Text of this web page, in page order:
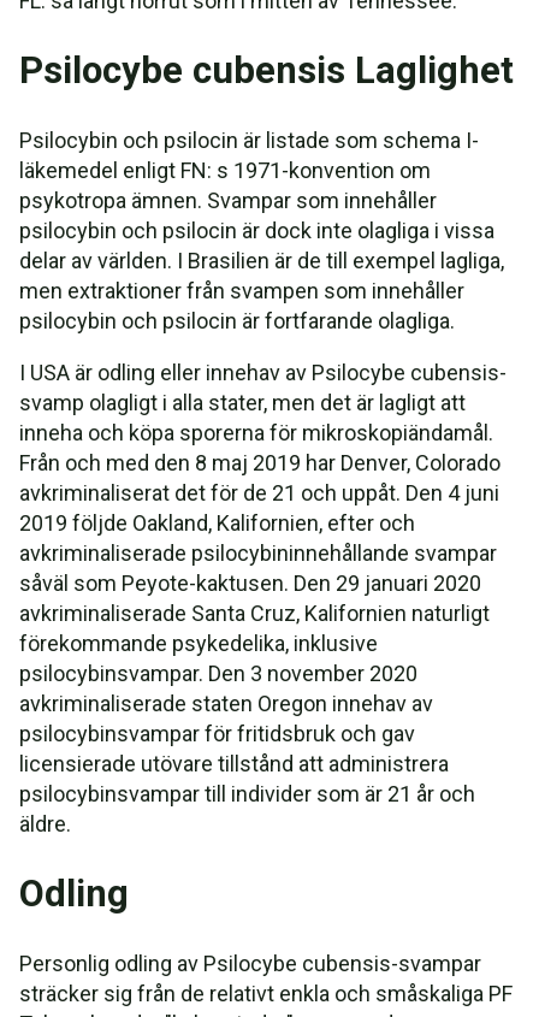
Psilocybe cubensis Laglighet
Psilocybin och psilocin är listade som schema I-
läkemedel enligt FN: s 1971-konvention om
psykotropa ämnen. Svampar som innehåller
psilocybin och psilocin är dock inte olagliga i vissa
delar av världen. I Brasilien är de till exempel lagliga,
men extraktioner från svampen som innehåller
psilocybin och psilocin är fortfarande olagliga.
I USA är odling eller innehav av Psilocybe cubensis-
svamp olagligt i alla stater, men det är lagligt att
inneha och köpa sporerna för mikroskopiändamål.
Från och med den 8 maj 2019 har Denver, Colorado
avkriminaliserat det för de 21 och uppåt. Den 4 juni
2019 följde Oakland, Kalifornien, efter och
avkriminaliserade psilocybininnehållande svampar
såväl som Peyote-kaktusen. Den 29 januari 2020
avkriminaliserade Santa Cruz, Kalifornien naturligt
förekommande psykedelika, inklusive
psilocybinsvampar. Den 3 november 2020
avkriminaliserade staten Oregon innehav av
psilocybinsvampar för fritidsbruk och gav
licensierade utövare tillstånd att administrera
psilocybinsvampar till individer som är 21 år och
äldre.
Odling
Personlig odling av Psilocybe cubensis-svampar
sträcker sig från de relativt enkla och småskaliga PF